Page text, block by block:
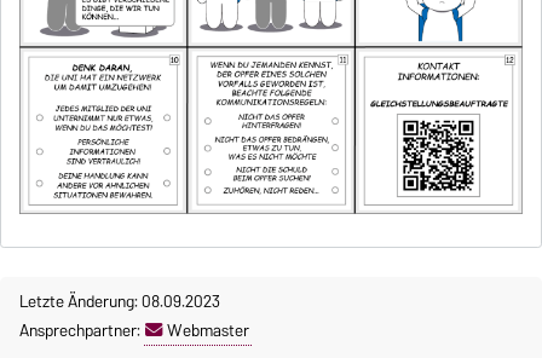
Letzte Änderung: 08.09.2023
Ansprechpartner:
Webmaster